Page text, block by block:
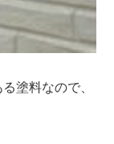
塗料なので、